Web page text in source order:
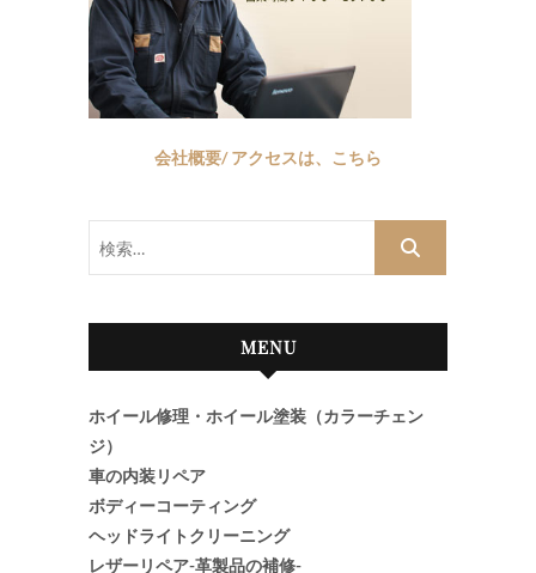
会社概要/ アクセスは、こちら
MENU
ホイール修理・ホイール塗装（カラーチェン
ジ）
車の内装リペア
ボディーコーティング
ヘッドライトクリーニング
レザーリペア-革製品の補修-